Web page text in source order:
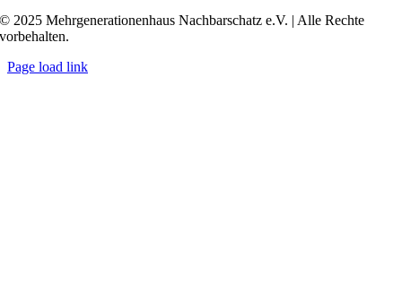
© 2025 Mehrgenerationenhaus Nachbarschatz e.V. | Alle Rechte
vorbehalten.
Page load link